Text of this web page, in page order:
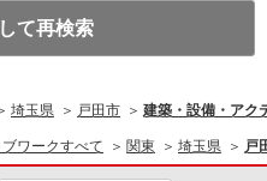
て再検索
埼玉県 戸田市 建築・設備・アク
ワークすべて 関東 埼玉県 戸